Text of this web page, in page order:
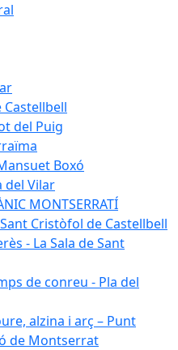
Castellbell
del Puig
Boxó
del Vilar
MONTSERRATÍ
Cristòfol de Castellbell
- La Sala de Sant
de conreu - Pla del
alzina i arç – Punt
de Montserrat